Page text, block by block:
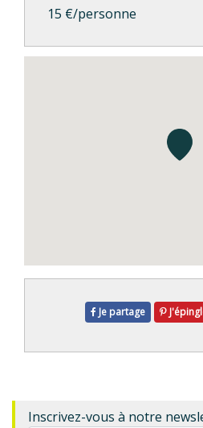
15 €/personne
Je partage
Inscrivez-vous à notre